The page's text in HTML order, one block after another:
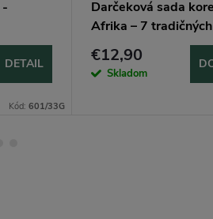
-
DETAIL
Kód: 601/33G
Darčeková sada
Afrika – 7
afrických trhov
€12,90
Skladom